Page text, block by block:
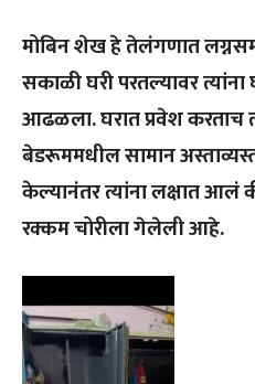
मोबिनशेखहेतेलंगणात
सकाळीघरीपरतल्यावरत्यांना
आढळला.घरातप्रवेशकरताच
बेडरूममधीलसामान
केल्यानंतरत्यांनालक्षातआलं
रक्कमचोरीलागेलेलीआहे.